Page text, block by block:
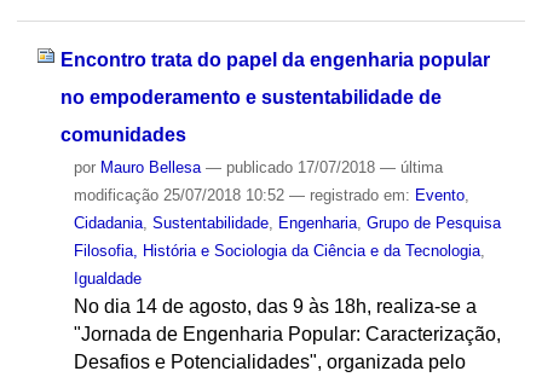
Encontro trata do papel da engenharia popular
no empoderamento e sustentabilidade de
comunidades
por Mauro Bellesa — publicado17/07/2018 — última
modificação25/07/2018 10:52 — registrado em: Evento,
Cidadania, Sustentabilidade, Engenharia, Grupo de Pesquisa
Filosofia, História e Sociologia da Ciência e da Tecnologia,
Igualdade
No dia 14 de agosto, das 9 às 18h, realiza-se a
"Jornada de Engenharia Popular: Caracterização,
Desafios e Potencialidades", organizada pelo